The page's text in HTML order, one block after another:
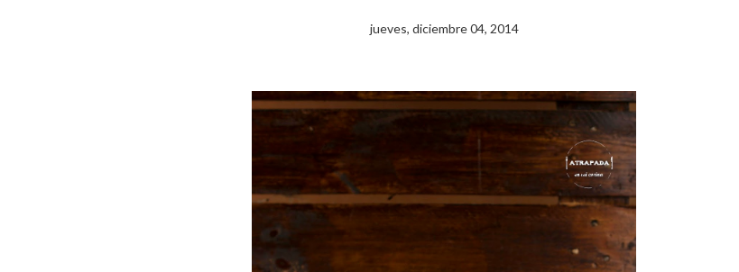
jueves, diciembre 04, 2014